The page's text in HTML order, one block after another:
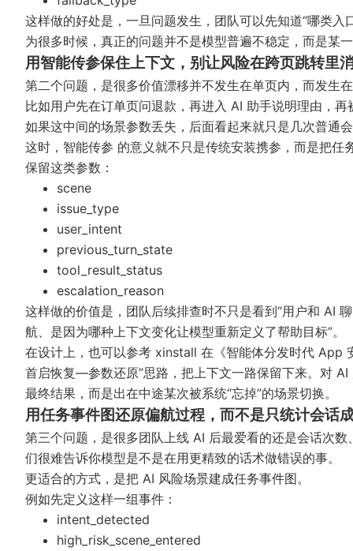
这样做的好处是，一旦问题发生，团队可以先知道“哪类
为很多时候，真正的问题并不是模型普遍不稳定，而是某
用智能传参保住上下文，别让风险在跨页跳转里
第二个问题，是很多价值漂移并不发生在单页内，而发生
比如用户先在订单页问退款，再进入 AI 助手说明理由，
如果这中间的场景参数丢失，后面看起来就只是几次普通
这时， 智能传参 的意义就不只是传统安装携参，而是把
保留这类参数：
scene
issue_type
user_intent
previous_turn_state
tool_result_status
escalation_reason
这样做的价值是，团队后续排查时不只是看到“用户和 AI
航、是因为哪种上下文变化让模型重新定义了帮助目标”。
在设计上，也可以参考 xinstall 在《智能体分发时代 App
首启恢复—参数还原”思路，把上下文一路保留下来。对
最终结果，而是出在中途某次被系统“忘掉”的场景切换。
用任务事件图还原偏航过程，而不是只统计会话
第三个问题，是很多团队上线 AI 后最爱看的还是会话次
们很难告诉你模型是不是在用更精致的话术做错误的事。
更适合的方式，是把 AI 风险场景建成任务事件图。
例如先定义这样一组事件：
intent_detected
high_risk_scene_entered